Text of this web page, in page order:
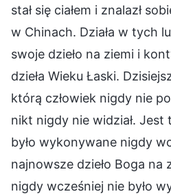
stał się ciałem i znalazł
w Chinach. Działa w tych
swoje dzieło na ziemi i
dzieła Wieku Łaski.
którą człowiek nigdy nie
nikt nigdy nie widział. Jest
było wykonywane nigdy
najnowsze dzieło Boga na
nigdy wcześniej nie było